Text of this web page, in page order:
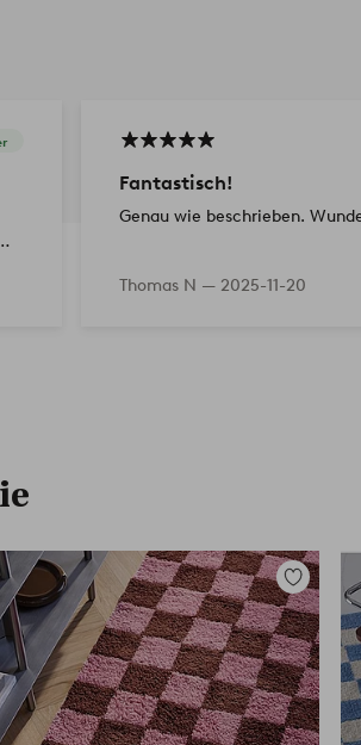
Fantastisch!
Genau wie beschrieben.
Thomas N — 2025-11-20
Zu
Favoriten